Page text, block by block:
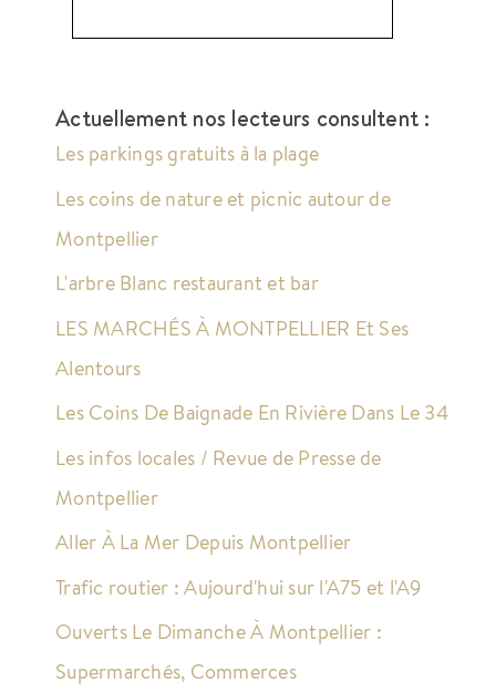
Actuellement nos lecteurs consultent :
Les parkings gratuits à la plage
Les coins de nature et picnic autour de
Montpellier
L'arbre Blanc restaurant et bar
LES MARCHÉS À MONTPELLIER Et Ses
Alentours
Les Coins De Baignade En Rivière Dans Le 34
Les infos locales / Revue de Presse de
Montpellier
Aller À La Mer Depuis Montpellier
Trafic routier : Aujourd'hui sur l'A75 et l'A9
Ouverts Le Dimanche À Montpellier :
Supermarchés, Commerces